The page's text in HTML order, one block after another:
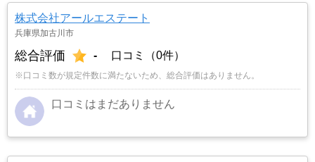
株式会社アールエステート
兵庫県加古川市
総合評価 - 口コミ（0件）
※口コミ数が規定件数に満たないため、総合評価はありません。
口コミはまだありません